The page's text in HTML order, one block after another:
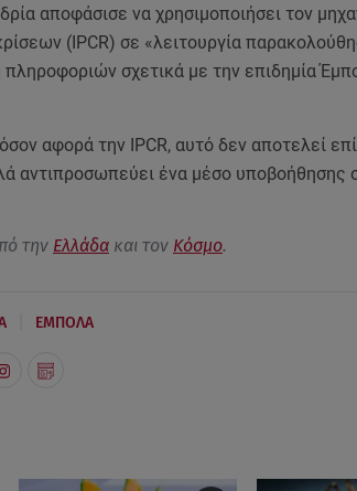
αποφάσισε να χρησιμοποιήσει τον
(IPCR) σε «λειτουργία
πληροφοριών σχετικά με την επιδημία
αφορά την IPCR, αυτό δεν αποτελεί
αντιπροσωπεύει ένα μέσο υποβοήθησης
την Ελλάδακαι τον Κόσμο.
ΕΜΠΟΛΑ